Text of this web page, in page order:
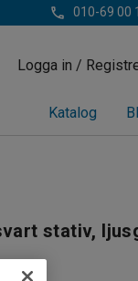
010-69 00
Logga in /
Katalog
stativ,